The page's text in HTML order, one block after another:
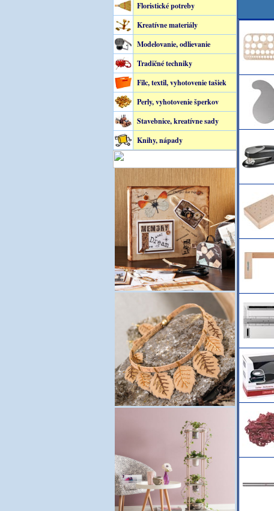
Floristické potreby
Kreatívne materiály
Modelovanie, odlievanie
Tradičné techniky
Filc, textil, vyhotovenie tašiek
Perly, vyhotovenie šperkov
Stavebnice, kreatívne sady
Knihy, nápady